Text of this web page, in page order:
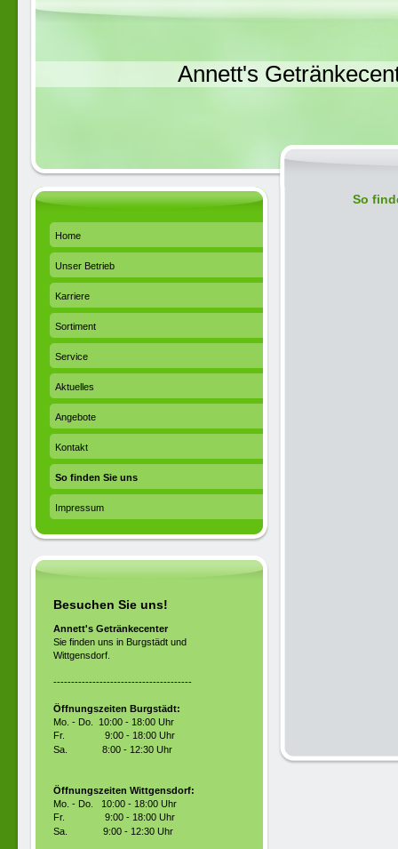
Annett's
So
Home
Unser Betrieb
Karriere
Sortiment
Service
Aktuelles
Angebote
Kontakt
So finden Sie uns
Impressum
Besuchen Sie uns!
Annett's Getränkecenter
Sie finden uns in Burgstädt und
Wittgensdorf.
---------------------------------------
Öffnungszeiten Burgstädt:
Mo. - Do. 10:00 - 18:00 Uhr
Fr.
9:00 - 18:00 Uhr
Sa.
8:00 - 12:30 Uhr
Öffnungszeiten Wittgensdorf:
Mo. - Do. 10:00 - 18:00 Uhr
Fr. 9:00 - 18:00 Uhr
Sa.
9:00 - 12:30 Uhr